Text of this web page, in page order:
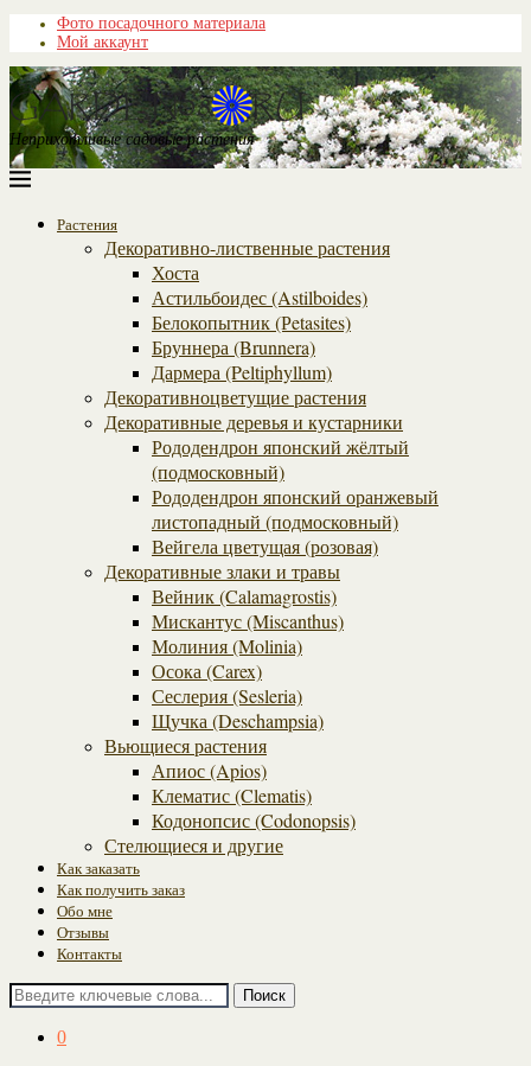
Фото посадочного материала
Мой аккаунт
Неприхотливые садовые растения
Растения
Декоративно-лиственные растения
Хоста
Астильбоидес (Astilboides)
Белокопытник (Рetasites)
Бруннера (Brunnera)
Дармера (Peltiphyllum)
Декоративноцветущие растения
Декоративные деревья и кустарники
Рододендрон японский жёлтый
(подмосковный)
Рододендрон японский оранжевый
листопадный (подмосковный)
Вейгела цветущая (розовая)
Декоративные злаки и травы
Вейник (Calamagrostis)
Мискантус (Miscanthus)
Молиния (Molinia)
Осока (Carex)
Сеслерия (Sesleria)
Щучка (Deschampsia)
Вьющиеся растения
Апиос (Apios)
Клематис (Clematis)
Кодонопсис (Codonopsis)
Стелющиеся и другие
Как заказать
Как получить заказ
Обо мне
Отзывы
Контакты
Поиск
0